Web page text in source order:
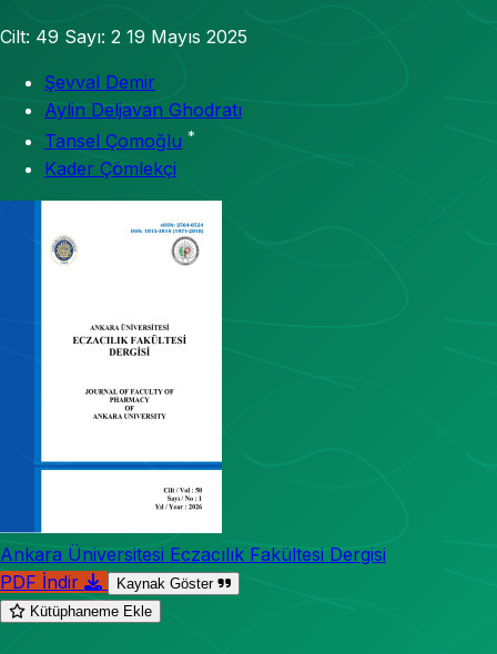
Cilt: 49 Sayı: 2 19 Mayıs 2025
Şevval Demir
Aylin Deljavan Ghodratı
Tansel Çomoğlu *
Kader Çömlekçi
Ankara Üniversitesi Eczacılık Fakültesi Dergisi
PDF İndir
Kaynak Göster
Kütüphaneme Ekle